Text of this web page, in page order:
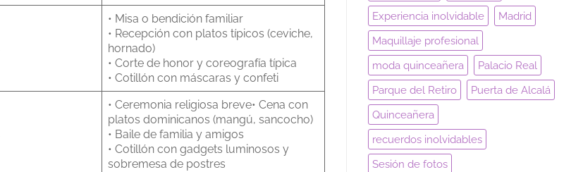
• Misa o bendición familiar
• Recepción con platos típicos (ceviche,
hornado)
• Corte de honor y coreografía típica
• Cotillón con máscaras y confeti
• Ceremonia religiosa breve• Cena con
platos dominicanos (mangú, sancocho)
• Baile de familia y amigos
• Cotillón con gadgets luminosos y
sobremesa de postres
Experiencia inolvidable Madrid
Maquillaje profesional
moda quinceañera Palacio Real
Parque del Retiro Puerta de Alcalá
Quinceañera
recuerdos inolvidables
Sesión de fotos